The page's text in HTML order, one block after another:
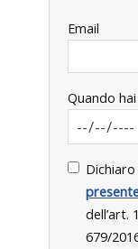
Email
Quando
dell’art.
679/